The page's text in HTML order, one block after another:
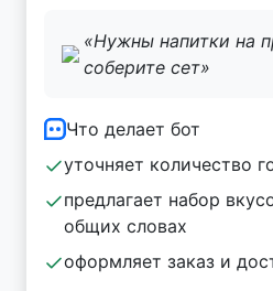
«Нужны напитки на
соберите сет»
Что делает бот
уточняет количество
предлагает набор
общих словах
оформляет заказ и